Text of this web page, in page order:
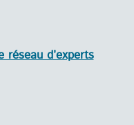
réseau d’experts